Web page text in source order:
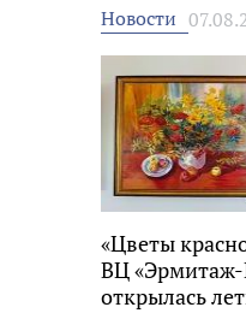
Новости
«Цветы
ВЦ
открылась